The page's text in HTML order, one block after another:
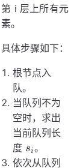
第 i 层上所有元
素。
具体步骤如下：
根节点入
队。
当队列不为
空时，求出
当前队列长
度 s_i
si。
依次从队列